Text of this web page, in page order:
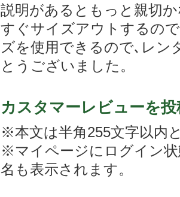
説明があるともっと親切
すぐサイズアウトするの
ズを使用できるので､レン
とうございました。
カスタマーレビューを
※本文は半角255文字以内
※マイページにログイン
名も表示されます。